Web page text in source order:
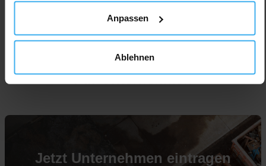
Anpassen
Ablehnen
Für Unternehmen
Jetzt Unternehmen eintragen